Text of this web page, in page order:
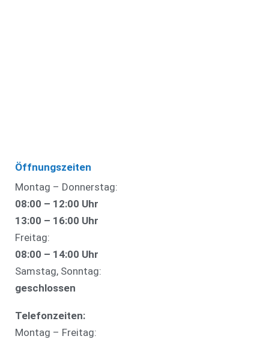
Öffnungszeiten
Montag – Donnerstag:
08:00 – 12:00 Uhr
13:00 – 16:00 Uhr
Freitag:
08:00 – 14:00 Uhr
Samstag, Sonntag:
geschlossen
Telefonzeiten:
Montag – Freitag: